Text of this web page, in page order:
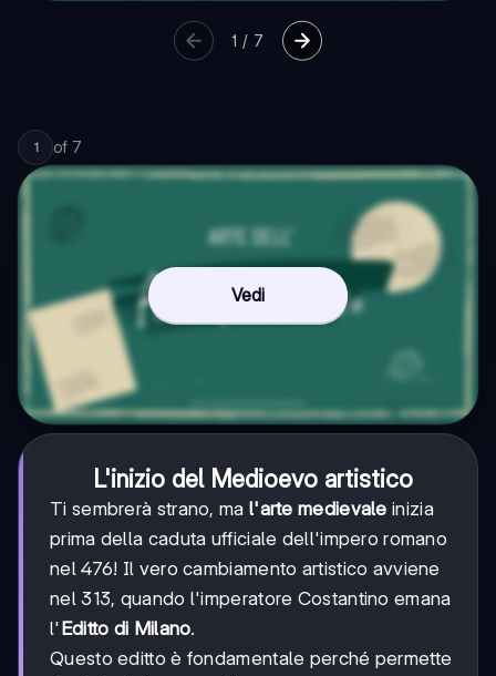
1 / 7
1 of 7
Vedi
L'inizio del Medioevo artistico
Ti sembrerà strano, ma l'arte medievale inizia
prima della caduta ufficiale dell'impero romano
nel 476! Il vero cambiamento artistico avviene
nel 313, quando l'imperatore Costantino emana
l' Editto di Milano.
Questo editto è fondamentale perché permette